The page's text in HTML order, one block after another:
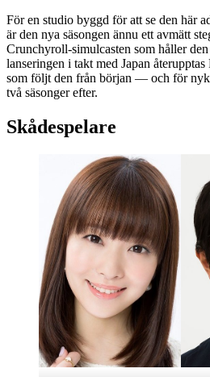
För en studio byggd för att se den här
är den nya säsongen ännu ett avmätt
Crunchyroll-simulcasten som håller
lanseringen i takt med Japan
som följt den från början — och för
två säsonger efter.
Skådespelare